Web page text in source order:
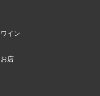
ワイン
お店